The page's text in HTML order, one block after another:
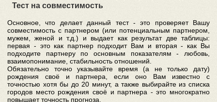
Тест на совместимость
Основное, что делает данный тест - это проверяет Вашу
совместимость с партнером (или потенциальным партнером,
мужем, женой и т.д.) и выдает как результат две таблицы:
первая - это как партнер подходит Вам и вторая - как Вы
подходите партнеру по основным показателям - любовь,
взаимопонимание, стабильность отношений.
Обязательно точно указывайте время (а не только дату)
рождения своё и партнера, если оно Вам известно с
точностью хотя бы до 20 минут, а также выбирайте из списка
городов место рождения своё и партнера - это многократно
повышает точность прогноза.